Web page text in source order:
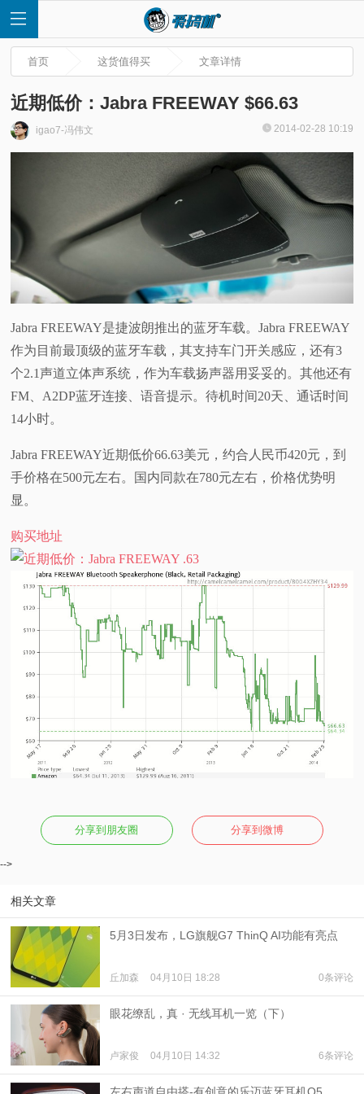
快
讯
测
视
科
体
首页 这货值得买 文章详情
近期低价：Jabra FREEWAY $66.63
igao7-冯伟文 2014-02-28 10:19
Jabra FREEWAY是捷波朗推出的蓝牙车载。Jabra FREEWAY
作为目前最顶级的蓝牙车载，其支持车门开关感应，还有3
个2.1声道立体声系统，作为车载扬声器用妥妥的。其他还有
FM、A2DP蓝牙连接、语音提示。待机时间20天、通话时间
14小时。
Jabra FREEWAY近期低价66.63美元，约合人民币420元，到
手价格在500元左右。国内同款在780元左右，价格优势明
显。
购买地址
分享到朋友圈 分享到微博
-->
相关文章
5月3日发布，LG旗舰G7 ThinQ AI功能有亮点
丘加森 04月10日 18:28 0条评论
眼花缭乱，真 · 无线耳机一览（下）
卢家俊 04月10日 14:32 6条评论